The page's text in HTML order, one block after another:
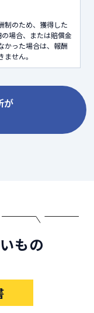
制のため、獲得した
場合、または賠償金
かった場合は、報酬
ません。
が
もの